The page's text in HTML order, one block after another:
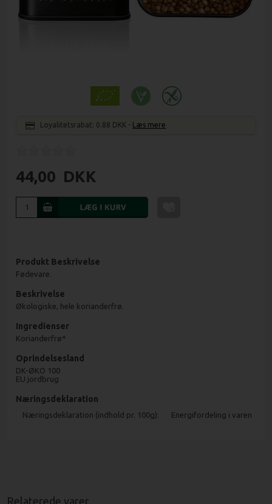
Loyalitetsrabat: 0.88 DKK - Læs mere
44,00 DKK
Produkt Beskrivelse
Fødevare.
Beskrivelse
Økologiske, hele korianderfrø.
Ingredienser
Korianderfrø*
Oprindelsesland
DK-ØKO 100
EU jordbrug
Næringsdeklaration
Næringsdeklaration (indhold pr. 100g): Energifordeling i varen
Relaterede varer